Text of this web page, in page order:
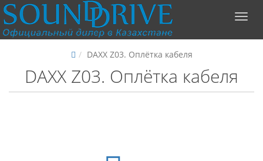
DAXX Z03. Оплётка кабеля
DAXX Z03. Оплётка кабеля